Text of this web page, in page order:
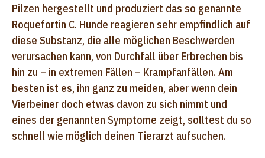
Pilzen hergestellt und produziert das so genannte
Roquefortin C. Hunde reagieren sehr empfindlich auf
diese Substanz, die alle möglichen Beschwerden
verursachen kann, von Durchfall über Erbrechen bis
hin zu – in extremen Fällen – Krampfanfällen. Am
besten ist es, ihn ganz zu meiden, aber wenn dein
Vierbeiner doch etwas davon zu sich nimmt und
eines der genannten Symptome zeigt, solltest du so
schnell wie möglich deinen Tierarzt aufsuchen.